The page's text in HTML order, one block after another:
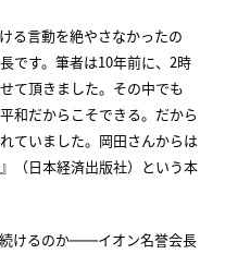
る言動を絶やさなかったの
です。筆者は10年前に、2時
て頂きました。その中でも
和だからこそできる。だから
ていました。岡田さんからは
（日本経済出版社）という本
けるのか――イオン名誉会長